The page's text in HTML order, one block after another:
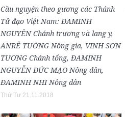
Cầu nguyện theo gương các Thánh
Tử đạo Việt Nam: ĐAMINH
NGUYÊN Chánh trương và lang y,
ANRÊ TƯỜNG Nông gia, VINH SƠN
TƯƠNG Chánh tổng, ĐAMINH
NGUYỄN ĐỨC MẠO Nông dân,
ĐAMINH NHI Nông dân
Thứ Tư 21.11.2018